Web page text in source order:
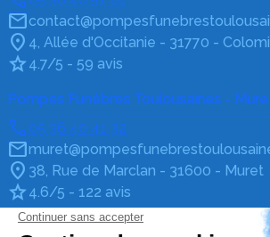
4, Allée d'Occitanie - 31770 -
4.7/5 - 59 avis
Pompes Funèbres Toulousaines -
05 36 40 41 32
38, Rue de Marclan - 31600 - Muret
4.6/5 - 122 avis
Pompes Funèbres Toulousaines -